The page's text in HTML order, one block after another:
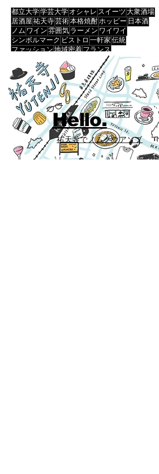
都立大学学芸大学オシャレ スイーツ 大衆酒場
居酒屋祐天寺芸術本格焼酎ホッピー 日本酒
ノム ワイン雰囲気ラーメン ワイワイ
シンボルマーク ビストロ 一軒家伝統
ファッション地域密着フランス
Hello.
祐天寺でノムクウアソブ